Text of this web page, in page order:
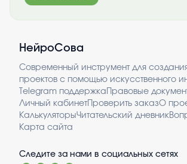
НейроСова
Современный инструмент для
проектов с помощью искусственного
Telegram поддержка Правовые
Личный кабинетПроверить заказО
КалькуляторыЧитательский дневник
Карта сайта
Следите за нами в социальных сетях